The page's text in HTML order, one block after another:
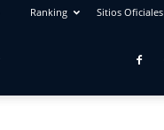
Ranking Sitios Oficiales